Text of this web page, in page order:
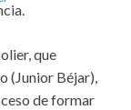
que
(Junior Béjar),
de formar